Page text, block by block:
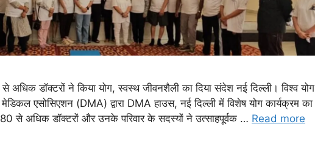
अधिक डॉक्टरों ने किया योग, स्वस्थ जीवनशैली का दिया संदेश नई दिल्ली। विश्व योग
एसोसिएशन (DMA) द्वारा DMA हाउस, नई दिल्ली में विशेष योग कार्यक्रम का
से अधिक डॉक्टरों और उनके परिवार के सदस्यों ने उत्साहपूर्वक … Read more